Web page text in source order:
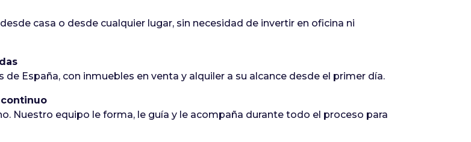
casa o desde cualquier lugar, sin necesidad de invertir en oficina ni
España, con inmuebles en venta y alquiler a su alcance desde el primer día.
Nuestro equipo le forma, le guía y le acompaña durante todo el proceso para